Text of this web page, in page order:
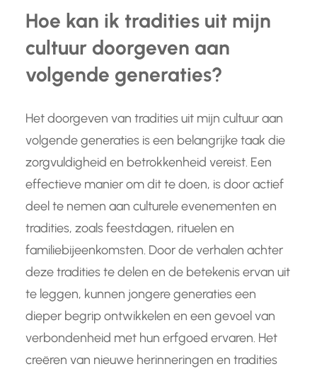
Hoe kan ik tradities uit mijn
cultuur doorgeven aan
volgende generaties?
Het doorgeven van tradities uit mijn cultuur aan
volgende generaties is een belangrijke taak die
zorgvuldigheid en betrokkenheid vereist. Een
effectieve manier om dit te doen, is door actief
deel te nemen aan culturele evenementen en
tradities, zoals feestdagen, rituelen en
familiebijeenkomsten. Door de verhalen achter
deze tradities te delen en de betekenis ervan uit
te leggen, kunnen jongere generaties een
dieper begrip ontwikkelen en een gevoel van
verbondenheid met hun erfgoed ervaren. Het
creëren van nieuwe herinneringen en tradities